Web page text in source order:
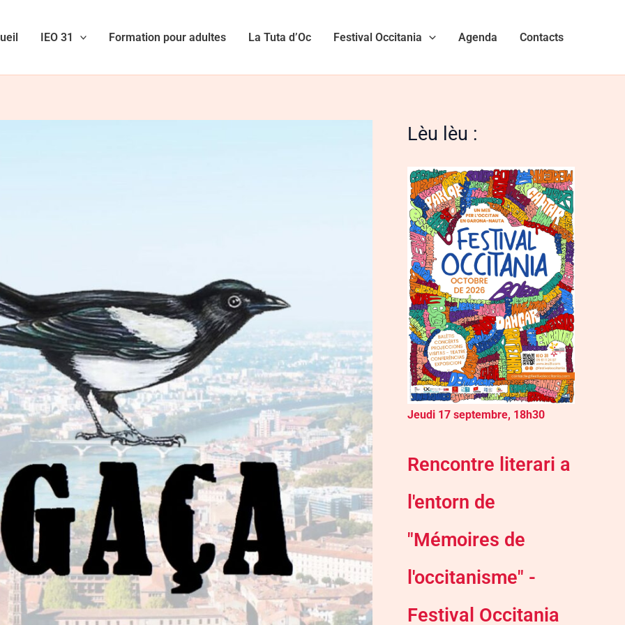
IEO 31 Formation pour adultes La Tuta d’Oc Festival Occitania Agenda Contacts
Lèu lèu :
Jeudi 17 septembre, 18h30
Rencontre literari a
l'entorn de
"Mémoires de
l'occitanisme" -
Festival Occitania